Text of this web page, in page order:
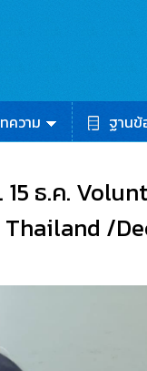
ความ ฐานข้
ธ.ค.
/